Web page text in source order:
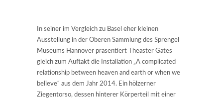
In seiner im Vergleich zu Basel eher kleinen
Ausstellung in der Oberen Sammlung des Sprengel
Museums Hannover präsentiert Theaster Gates
gleich zum Auftakt die Installation „A complicated
relationship between heaven and earth or when we
believe“ aus dem Jahr 2014. Ein hölzerner
Ziegentorso, dessen hinterer Körperteil mit einer